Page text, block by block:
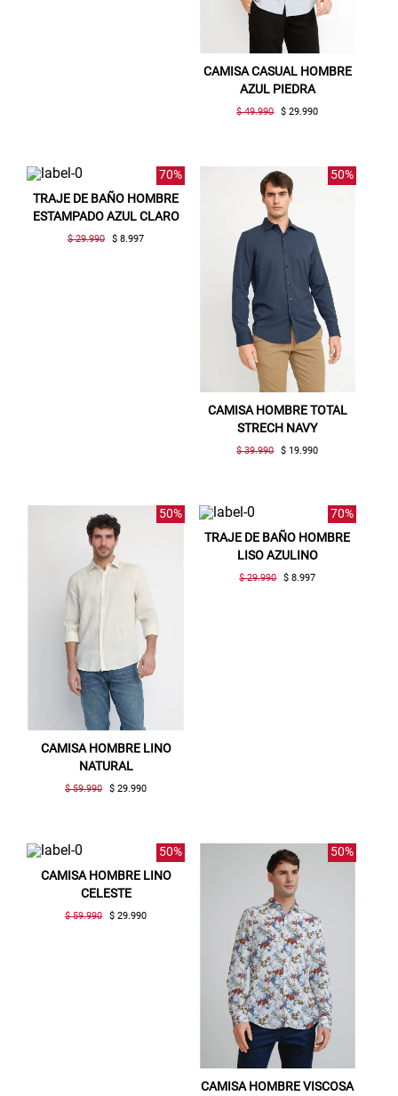
CAMISA CASUAL HOMBRE
AZUL PIEDRA
$ 49.990 $ 29.990
70%
TRAJE DE BAÑO HOMBRE
ESTAMPADO AZUL CLARO
$ 29.990 $ 8.997
50%
CAMISA HOMBRE TOTAL
STRECH NAVY
$ 39.990 $ 19.990
50%
CAMISA HOMBRE LINO
NATURAL
$ 59.990 $ 29.990
70%
TRAJE DE BAÑO HOMBRE
LISO AZULINO
$ 29.990 $ 8.997
50%
CAMISA HOMBRE LINO
CELESTE
$ 59.990 $ 29.990
50%
CAMISA HOMBRE VISCOSA
Aquí esta tu cupón, usalo en tu siguiente